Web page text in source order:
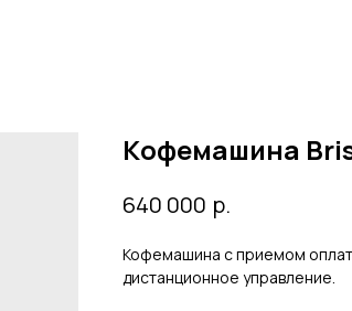
Kофемашина
640 000 р.
Кофемашина с приемом
дистанционное управление.